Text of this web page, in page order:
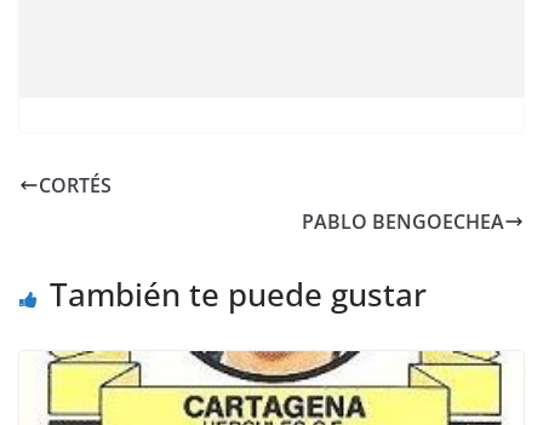
CORTÉS
PABLO BENGOECHEA
También te puede gustar